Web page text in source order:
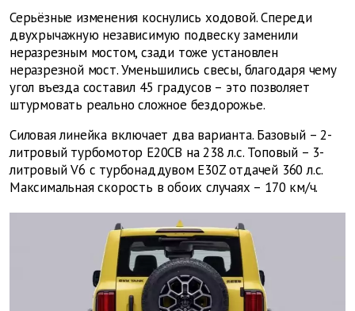
Серьёзные изменения коснулись ходовой. Спереди
двухрычажную независимую подвеску заменили
неразрезным мостом, сзади тоже установлен
неразрезной мост. Уменьшились свесы, благодаря чему
угол въезда составил 45 градусов – это позволяет
штурмовать реально сложное бездорожье.
Силовая линейка включает два варианта. Базовый – 2-
литровый турбомотор E20CB на 238 л.с. Топовый – 3-
литровый V6 с турбонаддувом E30Z отдачей 360 л.с.
Максимальная скорость в обоих случаях – 170 км/ч.